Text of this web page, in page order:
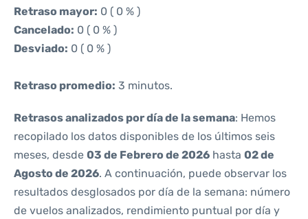
Retraso mayor: 0 ( 0 % )
Cancelado: 0 ( 0 % )
Desviado: 0 ( 0 % )
Retraso promedio: 3 minutos.
Retrasos analizados por día de la semana: Hemos
recopilado los datos disponibles de los últimos seis
meses, desde 03 de Febrero de 2026 hasta 02 de
Agosto de 2026. A continuación, puede observar los
resultados desglosados por día de la semana: número
de vuelos analizados, rendimiento puntual por día y